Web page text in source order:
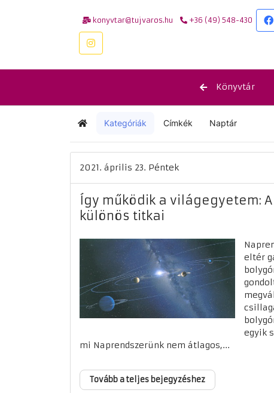
konyvtar@tujvaros.hu +36 (49) 548-430
Könyvtár
KezdőlapKategóriák Címkék Naptár
2021. április 23. Péntek
Így működik a világegyetem:
különös titkai
eltér
egyik
mi Naprendszerünk nem átlagos,...
Tovább a teljes bejegyzéshez